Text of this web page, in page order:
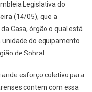
Legislativa do
(14/05), que a
Casa, órgão o qual está
do equipamento
de Sobral.
esforço coletivo para
contem com essa